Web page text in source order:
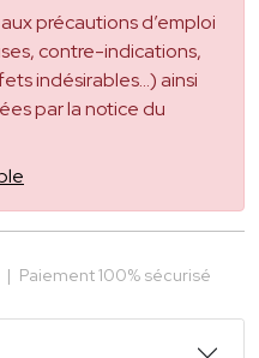
précautions d’emploi
contre-indications,
indésirables...) ainsi
par la notice du
| Paiement 100% sécurisé